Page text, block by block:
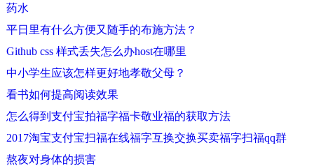
药水
平日里有什么方便又随手的布施方法？
Github css 样式丢失怎么办host在哪里
中小学生应该怎样更好地孝敬父母？
看书如何提高阅读效果
怎么得到支付宝拍福字福卡敬业福的获取方法
2017淘宝支付宝扫福在线福字互换交换买卖福字扫福qq群
熬夜对身体的损害